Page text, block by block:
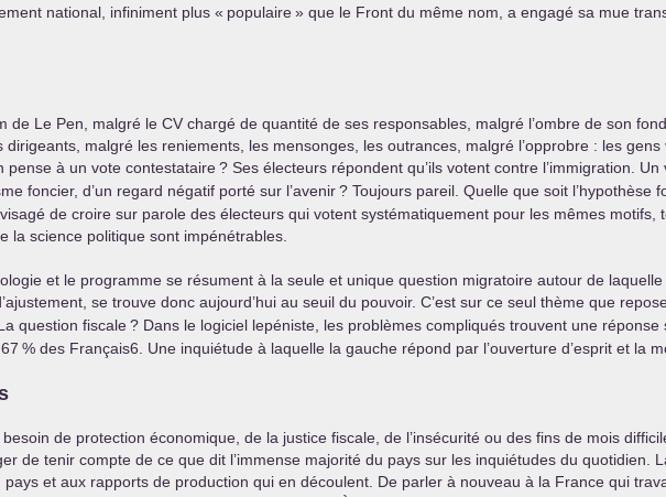
national, infiniment plus « populaire» que le Front du même nom, a engagé sa mue
de Le Pen, malgré le CV chargé de quantité de ses responsables, malgré l’ombre de son
dirigeants, malgré les reniements, les mensonges, les outrances, malgré l’opprobre : les
pense à un vote contestataire? Ses électeurs répondent qu’ils votent contre l’immigration.
foncier, d’un regard négatif porté sur l’avenir? Toujours pareil. Quelle que soit l’hypothèse
de croire sur parole des électeurs qui votent systématiquement pour les mêmes
la science politique sont impénétrables.
et le programme se résument à la seule et unique question migratoire autour de
se trouve donc aujourd’hui au seuil du pouvoir. C’est sur ce seul thème que repose
question fiscale? Dans le logiciel lepéniste, les problèmes compliqués trouvent une
% des Français6. Une inquiétude à laquelle la gauche répond par l’ouverture d’esprit et la
de protection économique, de la justice fiscale, de l’insécurité ou des fins de mois
de tenir compte de ce que dit l’immense majorité du pays sur les inquiétudes du quotidien.
et aux rapports de production qui en découlent. De parler à nouveau à la France qui